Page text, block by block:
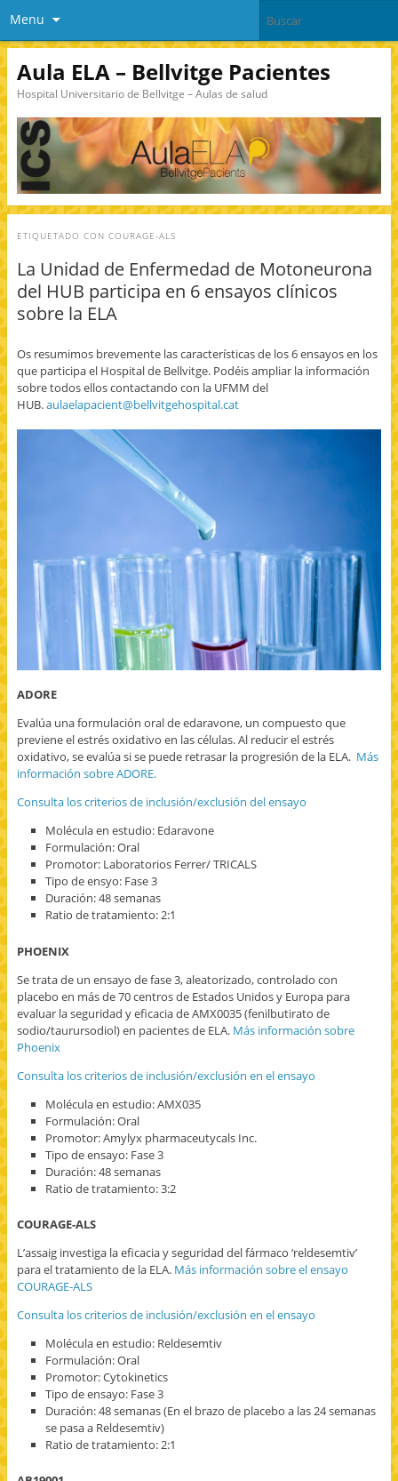
Menu
Aula ELA – Bellvitge Pacientes
Hospital Universitario de Bellvitge – Aulas de salud
ETIQUETADO CON COURAGE-ALS
La Unidad de Enfermedad de Motoneurona
del HUB participa en 6 ensayos clínicos
sobre la ELA
Os resumimos brevemente las características de los 6 ensayos en los
que participa el Hospital de Bellvitge. Podéis ampliar la información
sobre todos ellos contactando con la UFMM del
HUB.aulaelapacient@bellvitgehospital.cat
ADORE
Evalúa una formulación oral de edaravone, un compuesto que
previene el estrés oxidativo en las células. Al reducir el estrés
oxidativo, se evalúa si se puede retrasar la progresión de la ELA. Más
información sobre ADORE.
Consulta los criterios de inclusión/exclusión del ensayo
Molécula en estudio: Edaravone
Formulación: Oral
Promotor: Laboratorios Ferrer/ TRICALS
Tipo de ensyo: Fase 3
Duración: 48 semanas
Ratio de tratamiento: 2:1
PHOENIX
Se trata de un ensayo de fase 3, aleatorizado, controlado con
placebo en más de 70 centros de Estados Unidos y Europa para
evaluar la seguridad y eficacia de AMX0035 (fenilbutirato de
sodio/taurursodiol) en pacientes de ELA. Más información sobre
Phoenix
Consulta los criterios de inclusión/exclusión en el ensayo
Molécula en estudio: AMX035
Formulación: Oral
Promotor: Amylyx pharmaceutycals Inc.
Tipo de ensayo: Fase 3
Duración: 48 semanas
Ratio de tratamiento: 3:2
COURAGE-ALS
L’assaig investiga la eficacia y seguridad del fármaco ‘reldesemtiv’
para el tratamiento de la ELA.Más información sobre el ensayo
COURAGE-ALS
Consulta los criterios de inclusión/exclusión en el ensayo
Molécula en estudio: Reldesemtiv
Formulación: Oral
Promotor: Cytokinetics
Tipo de ensayo: Fase 3
Duración: 48 semanas (En el brazo de placebo a las 24 semanas
se pasa a Reldesemtiv)
Ratio de tratamiento: 2:1